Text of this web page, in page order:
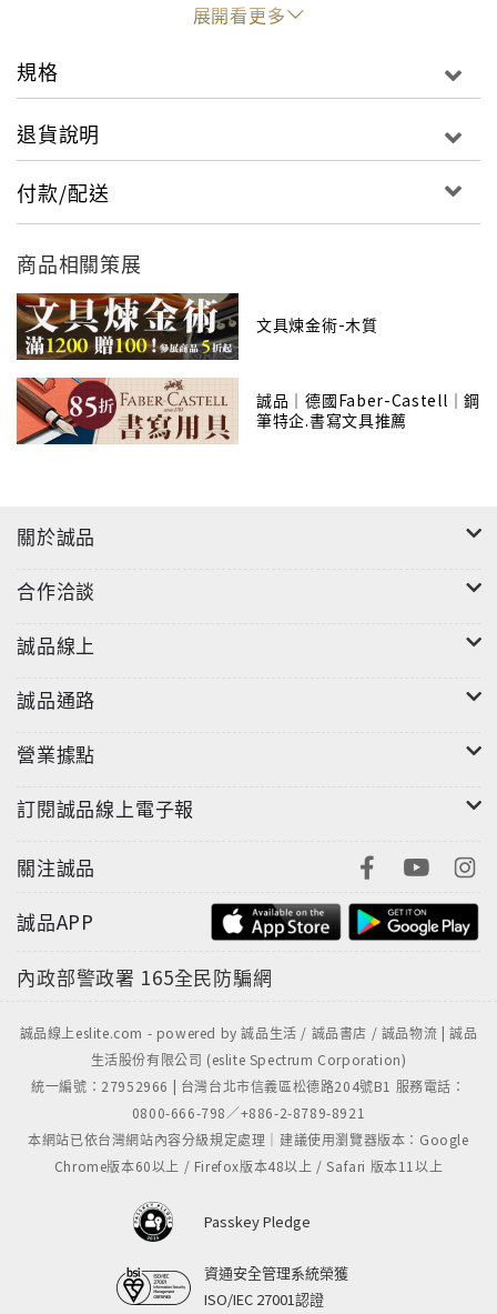
展開看更多
規格
退貨說明
付款/配送
商品相關策展
文具煉金術-木質
誠品｜德國Faber-Castell｜鋼
筆特企.書寫文具推薦
關於誠品
合作洽談
誠品線上
誠品通路
營業據點
訂閱誠品線上電子報
關注誠品
誠品APP
內政部警政署 165全民防騙網
誠品線上eslite.com - powered by 誠品生活 / 誠品書店 / 誠品物流 | 誠品
生活股份有限公司 (eslite Spectrum Corporation)
統一編號：27952966 | 台灣台北市信義區松德路204號B1 服務電話：
0800-666-798／+886-2-8789-8921
本網站已依台灣網站內容分級規定處理｜建議使用瀏覽器版本：Google
Chrome版本60以上 / Firefox版本48以上 / Safari 版本11以上
Passkey Pledge
資通安全管理系統榮獲
ISO/IEC 27001認證